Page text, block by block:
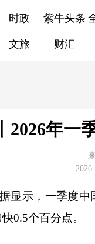
时政 紫牛头条
文旅 财汇
2026年一
显示，一季度
0.5个百分点。